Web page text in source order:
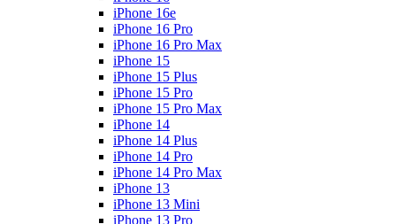
iPhone 16e
iPhone 16 Pro
iPhone 16 Pro Max
iPhone 15
iPhone 15 Plus
iPhone 15 Pro
iPhone 15 Pro Max
iPhone 14
iPhone 14 Plus
iPhone 14 Pro
iPhone 14 Pro Max
iPhone 13
iPhone 13 Mini
iPhone 13 Pro